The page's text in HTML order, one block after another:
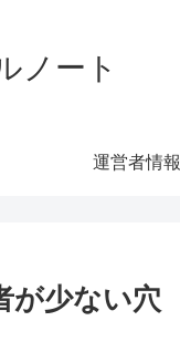
ノート
運営者情報
が少ない穴